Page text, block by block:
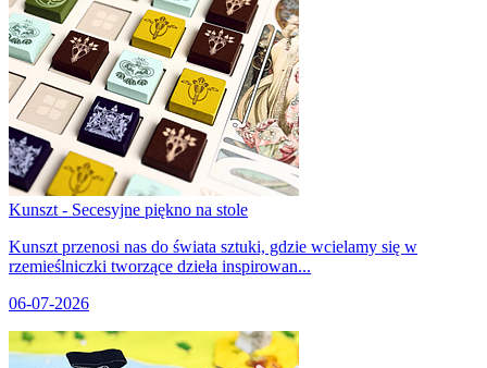
Kunszt - Secesyjne piękno na stole
Kunszt przenosi nas do świata sztuki, gdzie wcielamy się w
rzemieślniczki tworzące dzieła inspirowan...
06-07-2026